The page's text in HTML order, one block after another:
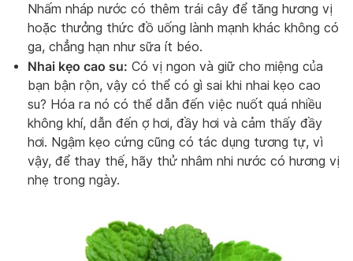
Nhấm nháp nước có thêm trái cây để tăng hương vị
hoặc thưởng thức đồ uống lành mạnh khác không có
ga, chẳng hạn như sữa ít béo.
Nhai kẹo cao su: Có vị ngon và giữ cho miệng của
bạn bận rộn, vậy có thể có gì sai khi nhai kẹo cao
su? Hóa ra nó có thể dẫn đến việc nuốt quá nhiều
không khí, dẫn đến ợ hơi, đầy hơi và cảm thấy đầy
hơi. Ngậm kẹo cứng cũng có tác dụng tương tự, vì
vậy, để thay thế, hãy thử nhâm nhi nước có hương vị
nhẹ trong ngày.